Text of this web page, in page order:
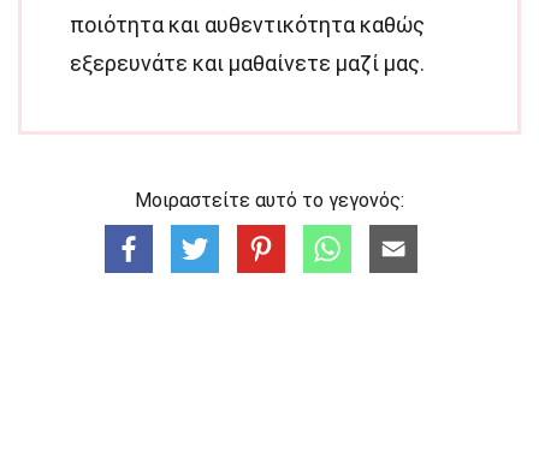
ποιότητα και αυθεντικότητα καθώς
εξερευνάτε και μαθαίνετε μαζί μας.
Μοιραστείτε αυτό το γεγονός: